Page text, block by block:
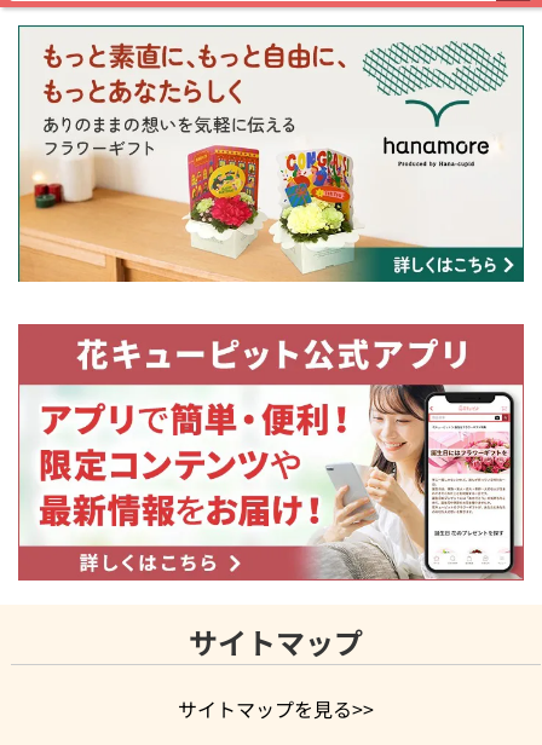
サイトマップ
サイトマップを見る>>